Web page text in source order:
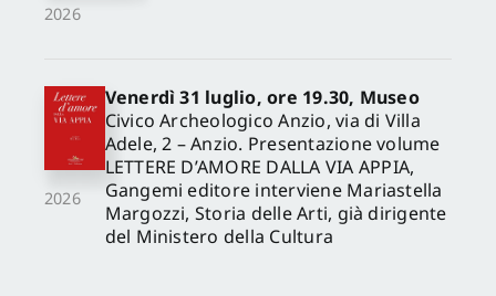
2026
2026
Venerdì 31 luglio, ore 19.30, Museo
Civico Archeologico Anzio, via di Villa
Adele, 2 – Anzio. Presentazione volume
LETTERE D’AMORE DALLA VIA APPIA,
Gangemi editore interviene Mariastella
Margozzi, Storia delle Arti, già dirigente
del Ministero della Cultura